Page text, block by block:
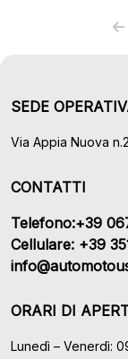
SEDE
Via Appia Nuova
CONTATTI
Telefono:+39
Cellulare: +39
ORARI DI
Lunedì – Venerdì: